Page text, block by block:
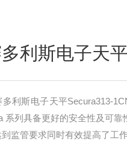
利斯电子天
多利斯电子天平Secura313-
系列具备更好的安全性及可
监管要求同时有效提高了工作